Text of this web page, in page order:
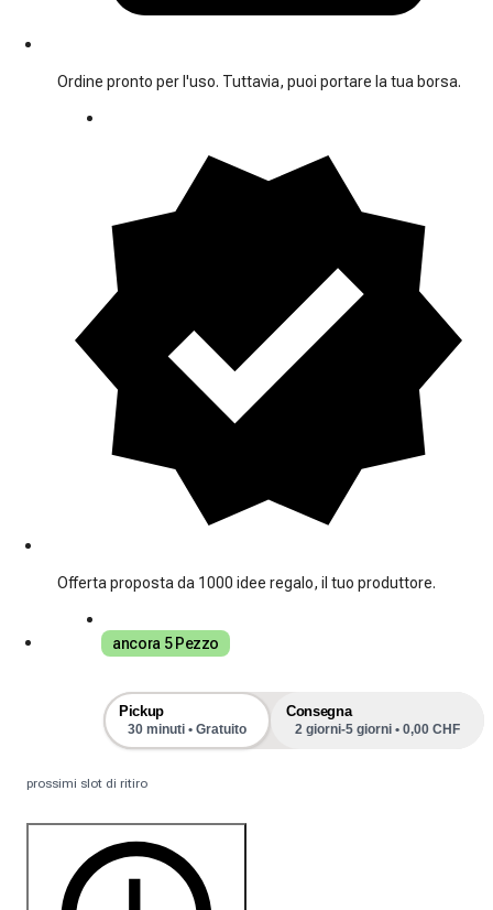
Ordine pronto per l'uso. Tuttavia, puoi portare la tua borsa.
Offerta proposta da 1000 idee regalo, il tuo produttore.
ancora 5 Pezzo
Pickup
30 minuti • Gratuito
Consegna
2 giorni-5 giorni • 0,00 CHF
prossimi slot di ritiro